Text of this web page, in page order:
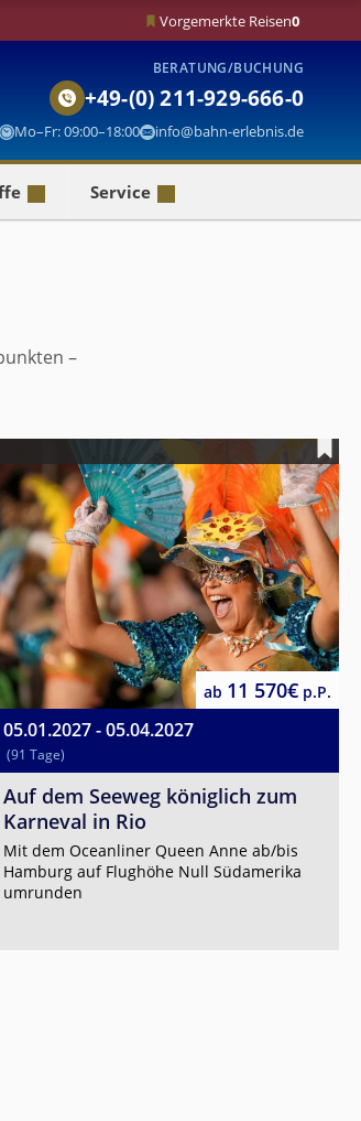
Vorgemerkte Reisen0
BERATUNG/BUCHUNG
+49-(0) 211-929-666-0
Mo–Fr: 09:00–18:00 info@bahn-erlebnis.de
Service
–
05.01.2027 - 05.04.2027
(91 Tage)
ab 11 570€ p.P.
Auf dem Seeweg königlich zum
Karneval in Rio
Mit dem Oceanliner Queen Anne ab/bis
Hamburg auf Flughöhe Null Südamerika
umrunden